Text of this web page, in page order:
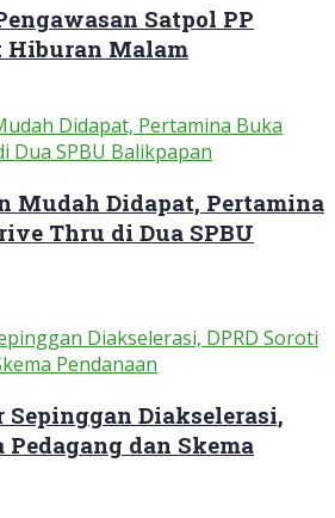
Satpol PP
Hiburan Malam
Mudah Didapat, Pertamina
Thru di Dua SPBU
Sepinggan Diakselerasi,
Pedagang dan Skema